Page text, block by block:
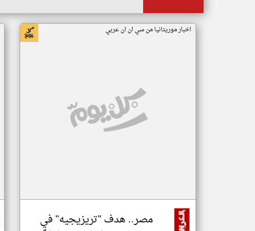
اخبار موريتانيا من سي ان ان عربي
مصر.. هدف "تريزيجيه" في